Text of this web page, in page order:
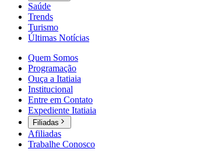
Saúde
Trends
Turismo
Últimas Notícias
Quem Somos
Programação
Ouça a Itatiaia
Institucional
Entre em Contato
Expediente Itatiaia
Filiadas
Afiliadas
Trabalhe Conosco